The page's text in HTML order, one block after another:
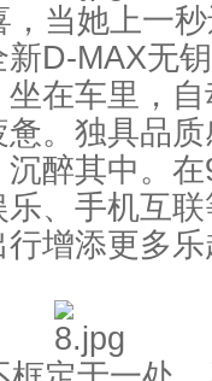
当她上一秒
D-MAX无
在车里，
。独具品
醉其中。
乐、手机互
增添更多